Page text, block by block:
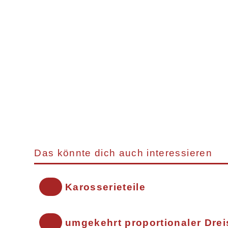
Das könnte dich auch interessieren
Karosserieteile
umgekehrt proportionaler